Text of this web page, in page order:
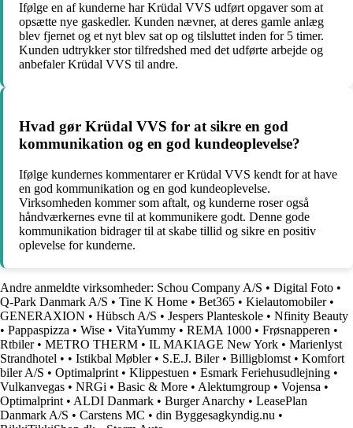
Ifølge en af kunderne har Krüdal VVS udført opgaver som at
opsætte nye gaskedler. Kunden nævner, at deres gamle anlæg
blev fjernet og et nyt blev sat op og tilsluttet inden for 5 timer.
Kunden udtrykker stor tilfredshed med det udførte arbejde og
anbefaler Krüdal VVS til andre.
Hvad gør Krüdal VVS for at sikre en god
kommunikation og en god kundeoplevelse?
Ifølge kundernes kommentarer er Krüdal VVS kendt for at have
en god kommunikation og en god kundeoplevelse.
Virksomheden kommer som aftalt, og kunderne roser også
håndværkernes evne til at kommunikere godt. Denne gode
kommunikation bidrager til at skabe tillid og sikre en positiv
oplevelse for kunderne.
Andre anmeldte virksomheder: Schou Company A/S • Digital Foto •
Q-Park Danmark A/S • Tine K Home • Bet365 • Kielautomobiler•
GENERAXION • Hübsch A/S • Jespers Planteskole • Nfinity Beauty
• Pappaspizza • Wise • VitaYummy • REMA 1000 • Frøsnapperen •
Rtbiler• METRO THERM • IL MAKIAGE New York • Marienlyst
Strandhotel • • Istikbal Møbler• S.E.J. Biler• Billigblomst • Komfort
biler A/S • Optimalprint • Klippestuen • Esmark Feriehusudlejning •
Vulkanvegas • NRGi • Basic & More • Alektumgroup • Vojensa •
Optimalprint • ALDI Danmark • Burger Anarchy • LeasePlan
Danmark A/S • Carstens MC • din Byggesagkyndig.nu •